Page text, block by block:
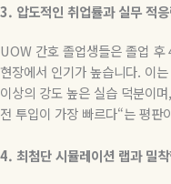
3. 압도적인 취업률과 실무적
UOW 간호 졸업생들은 졸업 후
현장에서 인기가 높습니다. 이는
이상의 강도 높은 실습 덕분이며,
전 투입이 가장 빠르다“는 평판
4. 최첨단시뮬레이션 랩과 밀